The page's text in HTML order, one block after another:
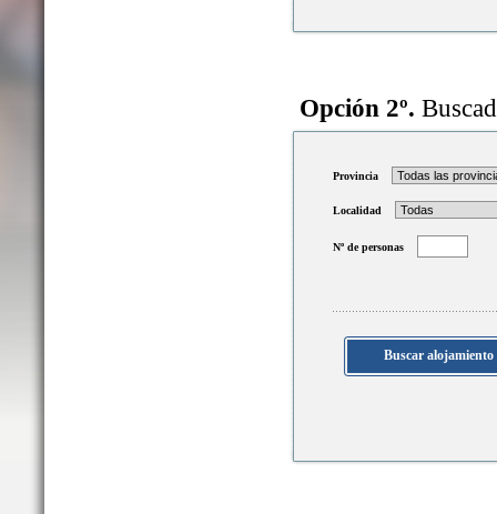
Opción 2º.
Provincia
Localidad
Nº de personas